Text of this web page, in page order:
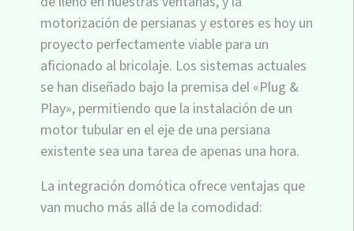
motorización de persianas y estores es hoy un
proyecto perfectamente viable para un
aficionado al bricolaje. Los sistemas actuales
se han diseñado bajo la premisa del «Plug &
Play», permitiendo que la instalación de un
motor tubular en el eje de una persiana
existente sea una tarea de apenas una hora.
La integración domótica ofrece ventajas que
van mucho más allá de la comodidad: